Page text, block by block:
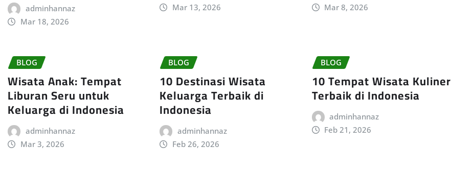
adminhannaz
Mar 18, 2026
Mar 13, 2026
Mar 8, 2026
BLOG
Wisata Anak: Tempat
Liburan Seru untuk
Keluarga di Indonesia
adminhannaz
Mar 3, 2026
BLOG
10 Destinasi Wisata
Keluarga Terbaik di
Indonesia
adminhannaz
Feb 26, 2026
BLOG
10 Tempat Wisata Kuliner
Terbaik di Indonesia
adminhannaz
Feb 21, 2026